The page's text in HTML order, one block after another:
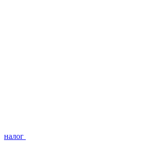
налог